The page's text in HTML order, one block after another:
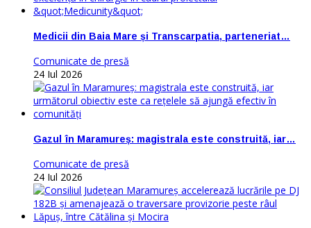
Medicii din Baia Mare și Transcarpatia, parteneriat…
Comunicate de presă
24 Iul 2026
Gazul în Maramureș: magistrala este construită, iar…
Comunicate de presă
24 Iul 2026